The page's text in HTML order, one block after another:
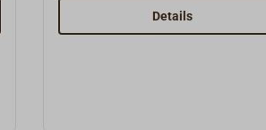
RHEINSTROM.Bestehend aus der
Pumpmembran, einer großen
Details